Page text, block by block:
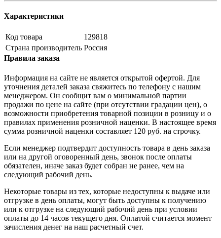
Характеристики
Код товара
129818
Страна производитель Россия
Правила заказа
Информация на сайте не является открытой офертой. Для
уточнения деталей заказа свяжитесь по телефону с нашим
менеджером. Он сообщит вам о минимальной партии
продажи по цене на сайте (при отсутствии градации цен), о
возможности приобретения товарной позиции в розницу и о
правилах применения розничной наценки. В настоящее время
сумма розничной наценки составляет 120 руб. на строчку.
Если менеджер подтвердит доступность товара в день заказа
или на другой оговоренный день, звонок после оплаты
обязателен, иначе заказ будет собран не ранее, чем на
следующий рабочий день.
Некоторые товары из тех, которые недоступны к выдаче или
отгрузке в день оплаты, могут быть доступны к получению
или к отгрузке на следующий рабочий день при условии
оплаты до 14 часов текущего дня. Оплатой считается момент
зачисления денег на наш расчетный счет.